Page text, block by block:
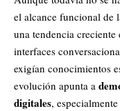
el alcance funcional de
una tendencia
interfaces
exigían conocimientos
evolución apunta a
digitales,